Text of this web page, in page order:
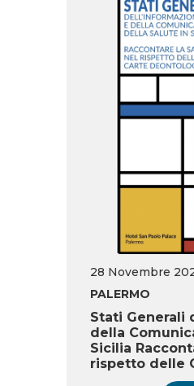
28 Novembre
PALERMO
Stati Generali
della
Sicilia
rispetto delle